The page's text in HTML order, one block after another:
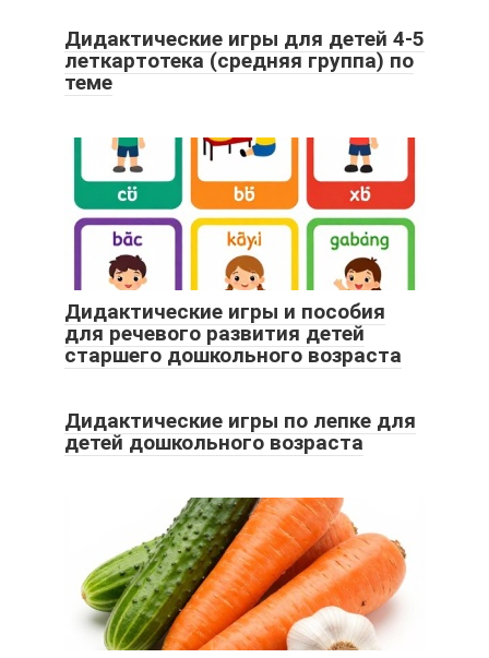
Дидактические игры для детей 4-5
леткартотека (средняя группа) по
теме
Дидактические игры и пособия
для речевого развития детей
старшего дошкольного возраста
Дидактические игры по лепке для
детей дошкольного возраста